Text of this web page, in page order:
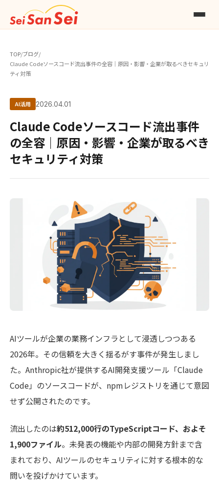
TOP/ブログ/
Claude Codeソースコード流出事件の全容｜原因・影響・企業が取るべきセキュリ
ティ対策
AI活用 2026.04.01
Claude Codeソースコード流出事件
の全容｜原因・影響・企業が取るべき
セキュリティ対策
AIツールが企業の業務インフラとして浸透しつつある
2026年。その信頼を大きく揺るがす事件が発生しまし
た。Anthropic社が提供するAI開発支援ツール「Claude
Code」のソースコードが、npmレジストリを通じて意図
せず公開されたのです。
流出したのは約512,000行のTypeScriptコード、およそ
1,900ファイル。未発表の機能や内部の開発方針まで含
まれており、AIツールのセキュリティに対する根本的な
問いを投げかけています。